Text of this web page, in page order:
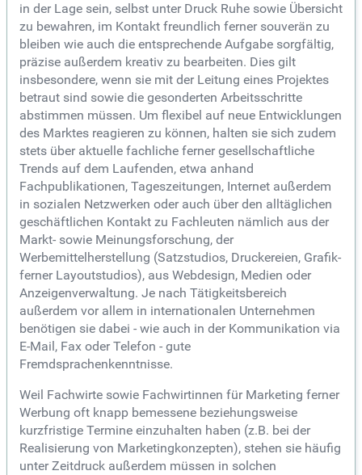
in der Lage sein, selbst unter Druck Ruhe sowie Übersicht
zu bewahren, im Kontakt freundlich ferner souverän zu
bleiben wie auch die entsprechende Aufgabe sorgfältig,
präzise außerdem kreativ zu bearbeiten. Dies gilt
insbesondere, wenn sie mit der Leitung eines Projektes
betraut sind sowie die gesonderten Arbeitsschritte
abstimmen müssen. Um flexibel auf neue Entwicklungen
des Marktes reagieren zu können, halten sie sich zudem
stets über aktuelle fachliche ferner gesellschaftliche
Trends auf dem Laufenden, etwa anhand
Fachpublikationen, Tageszeitungen, Internet außerdem
in sozialen Netzwerken oder auch über den alltäglichen
geschäftlichen Kontakt zu Fachleuten nämlich aus der
Markt- sowie Meinungsforschung, der
Werbemittelherstellung (Satzstudios, Druckereien, Grafik-
ferner Layoutstudios), aus Webdesign, Medien oder
Anzeigenverwaltung. Je nach Tätigkeitsbereich
außerdem vor allem in internationalen Unternehmen
benötigen sie dabei - wie auch in der Kommunikation via
E-Mail, Fax oder Telefon - gute
Fremdsprachenkenntnisse.
Weil Fachwirte sowie Fachwirtinnen für Marketing ferner
Werbung oft knapp bemessene beziehungsweise
kurzfristige Termine einzuhalten haben (z.B. bei der
Realisierung von Marketingkonzepten), stehen sie häufig
unter Zeitdruck außerdem müssen in solchen